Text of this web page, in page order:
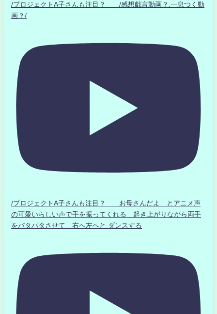
/プロジェクトA子さんも注目？ /感想戯言動画？.一息つく動
画？/
/プロジェクトA子さんも注目？ お母さんだよ とアニメ声
の可愛いらしい声で手を振ってくれる 起き上がりながら両手
をパタパタさせて 右へ左へと ダンスする